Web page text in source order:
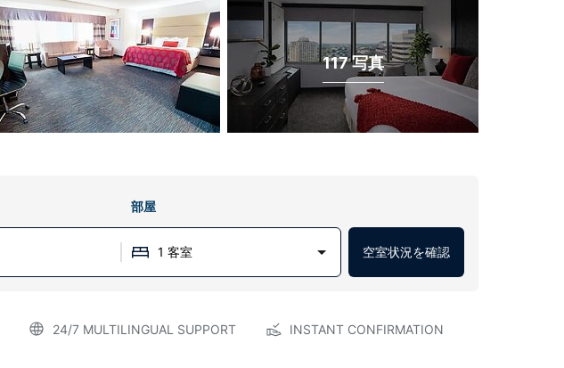
117 写真
部屋
1 客室 空室状況を確認
24/7 MULTILINGUAL SUPPORT INSTANT CONFIRMATION